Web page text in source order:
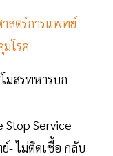
สตร์การแพทย์
โรค
มสรทหารบก
Stop Service
- ไม่ติดเชื้อ กลับ